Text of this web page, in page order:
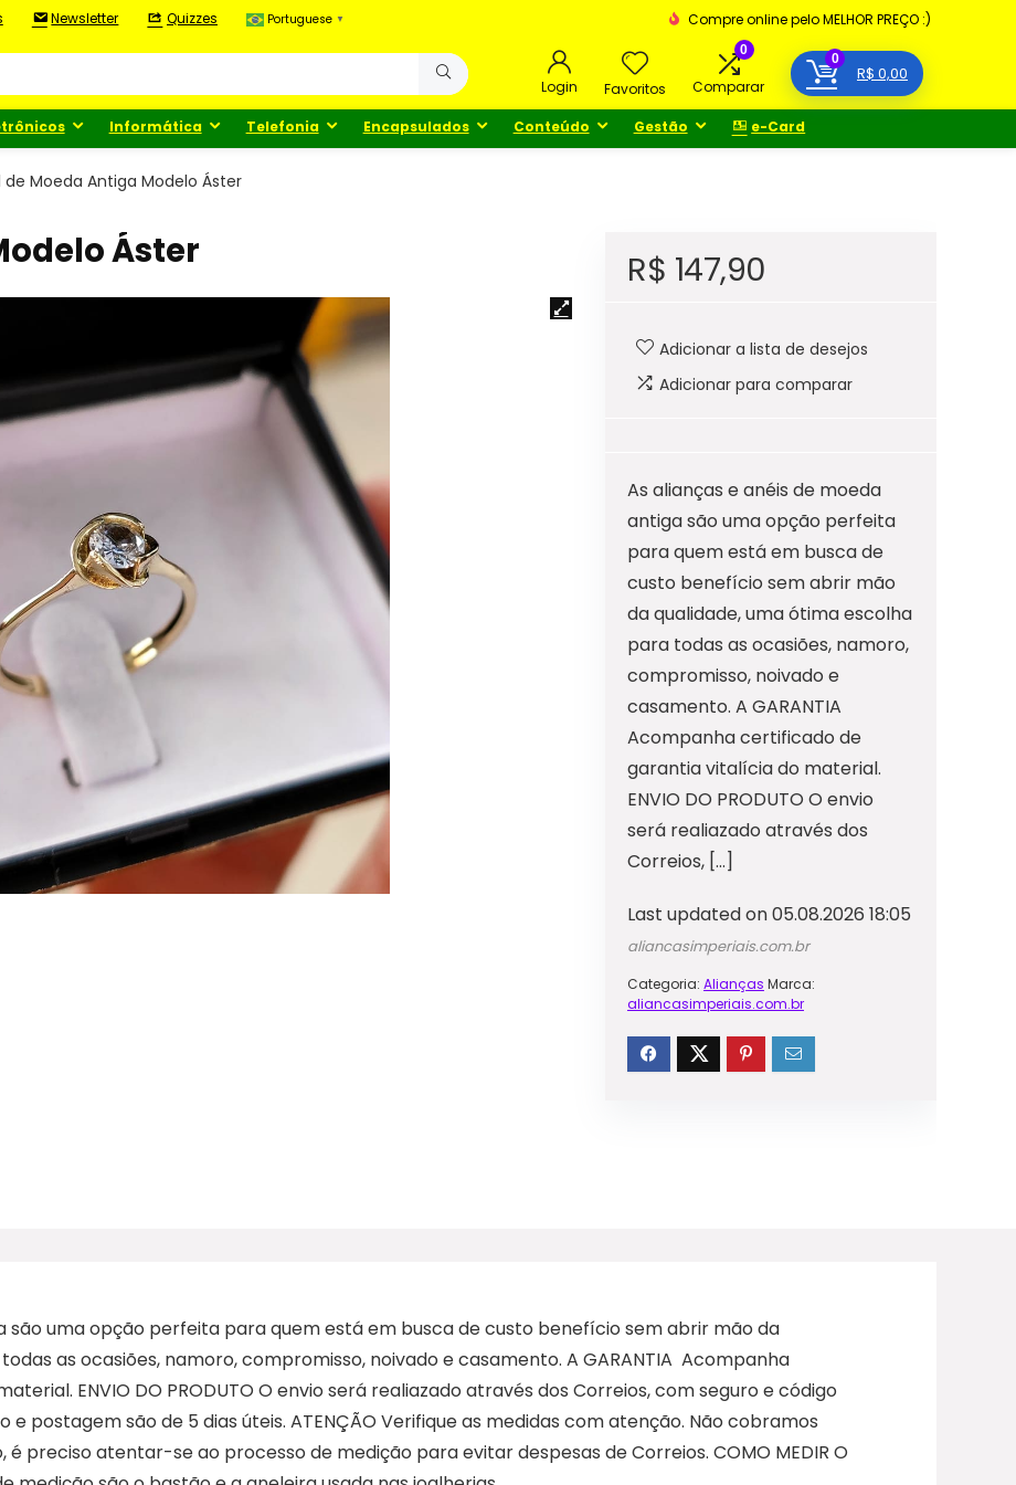
Newsletter Quizzes Portuguese ▼ Compre online pelo MELHOR PREÇO :)
Login Favoritos
0
Comparar
0
R$ 0,00
Informática Telefonia Encapsulados Conteúdo Gestão e-Card
de Moeda Antiga Modelo Áster
Áster R$ 147,90
Adicionar a lista de desejos
Adicionar para comparar
As alianças e anéis de moeda
antiga são uma opção perfeita
para quem está em busca de
custo benefício sem abrir mão
da qualidade, uma ótima escolha
para todas as ocasiões, namoro,
compromisso, noivado e
casamento. A GARANTIA
Acompanha certificado de
garantia vitalícia do material.
ENVIO DO PRODUTO O envio
será realiazado através dos
Correios, […]
Last updated on 05.08.2026 18:05
aliancasimperiais.com.br
Categoria: Alianças Marca:
aliancasimperiais.com.br
são uma opção perfeita para quem está em busca de custo benefício sem abrir mão da
as ocasiões, namoro, compromisso, noivado e casamento. A GARANTIA Acompanha
ENVIO DO PRODUTO O envio será realiazado através dos Correios, com seguro e código
postagem são de 5 dias úteis. ATENÇÃO Verifique as medidas com atenção. Não cobramos
preciso atentar-se ao processo de medição para evitar despesas de Correios. COMO MEDIR O